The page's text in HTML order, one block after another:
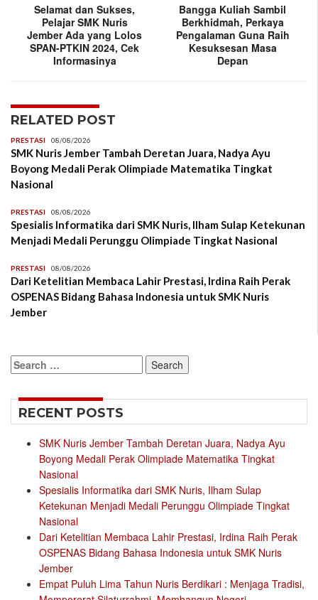
Selamat dan Sukses,
Pelajar SMK Nuris
Jember Ada yang Lolos
SPAN-PTKIN 2024, Cek
Informasinya
Bangga Kuliah Sambil
Berkhidmah, Perkaya
Pengalaman Guna Raih
Kesuksesan Masa
Depan
RELATED POST
PRESTASI 08/08/2026
SMK Nuris Jember Tambah Deretan Juara, Nadya Ayu
Boyong Medali Perak Olimpiade Matematika Tingkat
Nasional
PRESTASI 08/08/2026
Spesialis Informatika dari SMK Nuris, Ilham Sulap Ketekunan
Menjadi Medali Perunggu Olimpiade Tingkat Nasional
PRESTASI 08/08/2026
Dari Ketelitian Membaca Lahir Prestasi, Irdina Raih Perak
OSPENAS Bidang Bahasa Indonesia untuk SMK Nuris
Jember
Search
for:
RECENT POSTS
SMK Nuris Jember Tambah Deretan Juara, Nadya Ayu
Boyong Medali Perak Olimpiade Matematika Tingkat
Nasional
Spesialis Informatika dari SMK Nuris, Ilham Sulap
Ketekunan Menjadi Medali Perunggu Olimpiade Tingkat
Nasional
Dari Ketelitian Membaca Lahir Prestasi, Irdina Raih Perak
OSPENAS Bidang Bahasa Indonesia untuk SMK Nuris
Jember
Empat Puluh Lima Tahun Nuris Berdikari : Menjaga Tradisi,